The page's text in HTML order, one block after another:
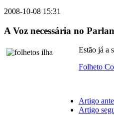
2008-10-08 15:31
A Voz necessária no
Estão já a
Folheto
Artigo
Artigo